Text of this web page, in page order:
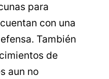
para
con una
También
de
aun no